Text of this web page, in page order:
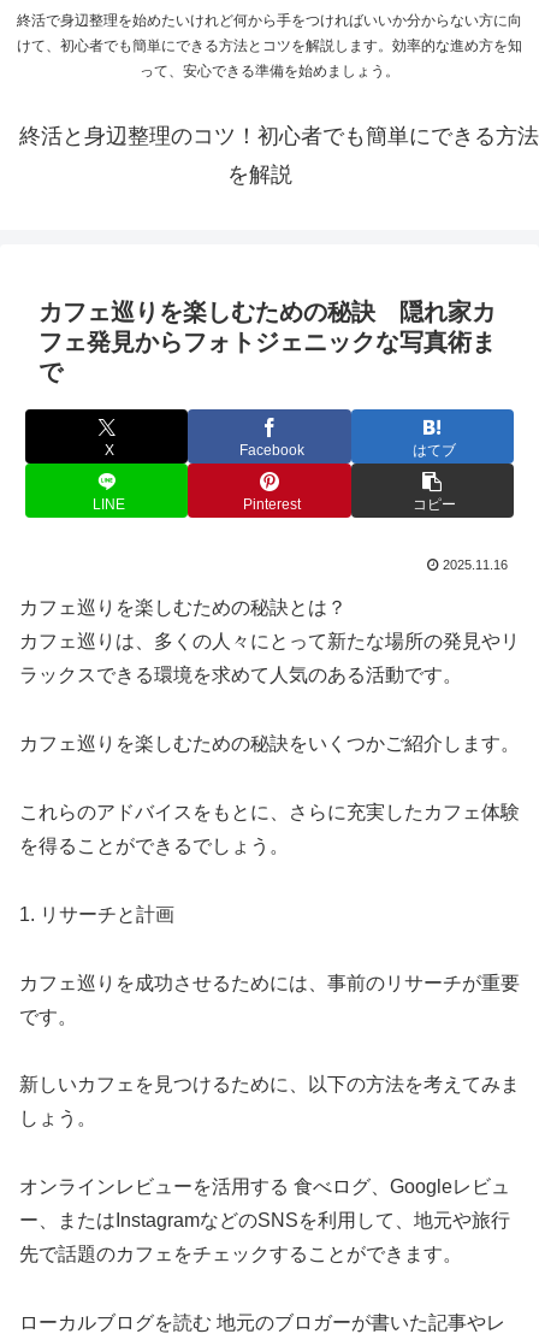
終活で身辺整理を始めたいけれど何から手をつければいいか分からない方に向
けて、初心者でも簡単にできる方法とコツを解説します。効率的な進め方を知
って、安心できる準備を始めましょう。
終活と身辺整理のコツ！初心者でも簡単にできる方法
を解説
カフェ巡りを楽しむための秘訣 隠れ家カ
フェ発見からフォトジェニックな写真術ま
で
X Facebook はてブ
LINE Pinterest コピー
2025.11.16
カフェ巡りを楽しむための秘訣とは？
カフェ巡りは、多くの人々にとって新たな場所の発見やリ
ラックスできる環境を求めて人気のある活動です。
カフェ巡りを楽しむための秘訣をいくつかご紹介します。
これらのアドバイスをもとに、さらに充実したカフェ体験
を得ることができるでしょう。
1. リサーチと計画
カフェ巡りを成功させるためには、事前のリサーチが重要
です。
新しいカフェを見つけるために、以下の方法を考えてみま
しょう。
オンラインレビューを活用する 食べログ、Googleレビュ
ー、またはInstagramなどのSNSを利用して、地元や旅行
先で話題のカフェをチェックすることができます。
ローカルブログを読む 地元のブロガーが書いた記事やレ